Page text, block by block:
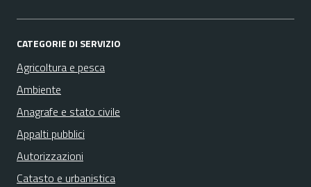
CATEGORIE DI SERVIZIO
Agricoltura e pesca
Ambiente
Anagrafe e stato civile
Appalti pubblici
Autorizzazioni
Catasto e urbanistica